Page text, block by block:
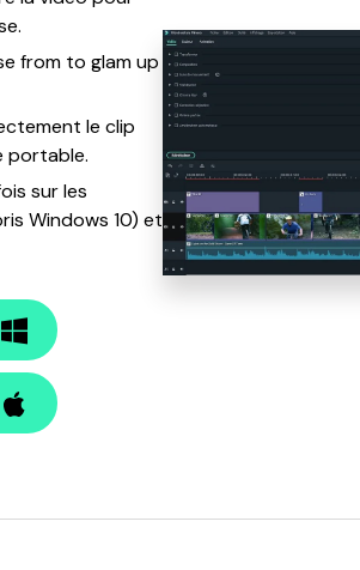
from to glam up
le clip
portable.
sur les
Windows 10) et